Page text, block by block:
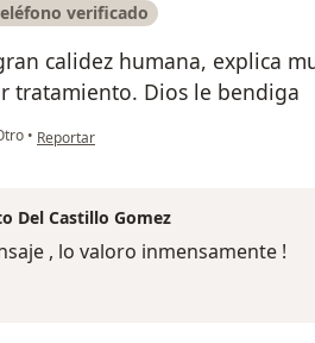
verificado
calidez humana, explica
tratamiento. Dios le bendiga
• en opinión del usuario Shirly S
Reportar
Del Castillo Gomez
, lo valoro inmensamente !